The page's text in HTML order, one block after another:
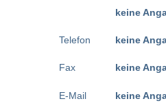
Telefon
Fax
E-Mail
keine
keine
keine
keine